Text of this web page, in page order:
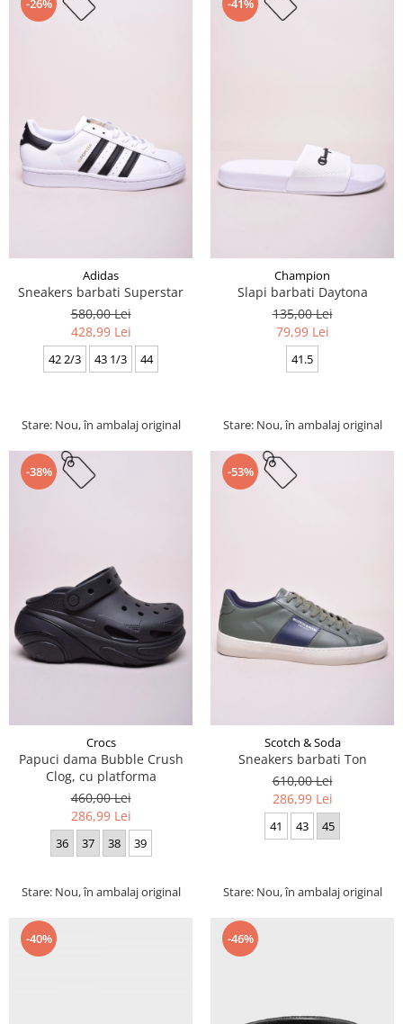
-26%
Adidas
Sneakers barbati Superstar
580,00 Lei
428,99 Lei
42 2/3 43 1/3 44
Stare: Nou, în ambalaj original
-41%
Champion
Slapi barbati Daytona
135,00 Lei
79,99 Lei
41.5
Stare: Nou, în ambalaj original
-38%
Crocs
Papuci dama Bubble Crush
Clog, cu platforma
460,00 Lei
286,99 Lei
36 37 38 39
Stare: Nou, în ambalaj original
-53%
Scotch & Soda
Sneakers barbati Ton
610,00 Lei
286,99 Lei
41 43 45
Stare: Nou, în ambalaj original
-40% -46%